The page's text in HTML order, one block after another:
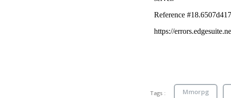
Tags : Mmorpg